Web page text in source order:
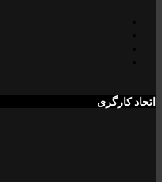
اتحاد کارگری